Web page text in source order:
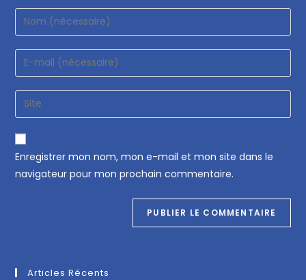
Enregistrer mon nom, mon e-mail et mon site dans le
navigateur pour mon prochain commentaire.
Articles Récents